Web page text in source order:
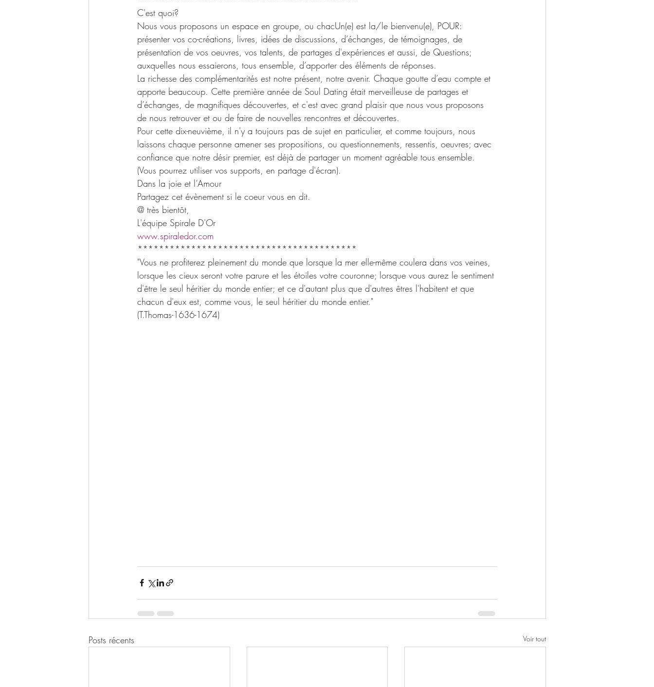
C'est quoi?
Nous vous proposons un espace en groupe, ou chacUn(e) est la/le bienvenu(e), POUR:
présenter vos co-créations, livres, idées de discussions, d’échanges, de témoignages, de
présentation de vos oeuvres, vos talents, de partages d'expériences et aussi, de Questions;
auxquelles nous essaierons, tous ensemble, d’apporter des éléments de réponses.
La richesse des complémentarités est notre présent, notre avenir. Chaque goutte d’eau compte et
apporte beaucoup. Cette première année de Soul Dating était merveilleuse de partages et
d’échanges, de magnifiques découvertes, et c'est avec grand plaisir que nous vous proposons
de nous retrouver et ou de faire de nouvelles rencontres et découvertes.
Pour cette dix-neuvième, il n'y a toujours pas de sujet en particulier, et comme toujours, nous
laissons chaque personne amener ses propositions, ou questionnements, ressentis, oeuvres; avec
confiance que notre désir premier, est déjà de partager un moment agréable tous ensemble.
(Vous pourrez utiliser vos supports, en partage d'écran).
Dans la joie et l’Amour
Partagez cet évènement si le coeur vous en dit.
@ très bientôt,
L'équipe Spirale D'Or
www.spiraledor.com
*****************************************
"Vous ne profiterez pleinement du monde que lorsque la mer elle-même coulera dans vos veines,
lorsque les cieux seront votre parure et les étoiles votre couronne; lorsque vous aurez le sentiment
d'être le seul héritier du monde entier; et ce d'autant plus que d'autres êtres l'habitent et que
chacun d'eux est, comme vous, le seul héritier du monde entier."
(T.Thomas-1636-1674)
Posts récents Voir tout